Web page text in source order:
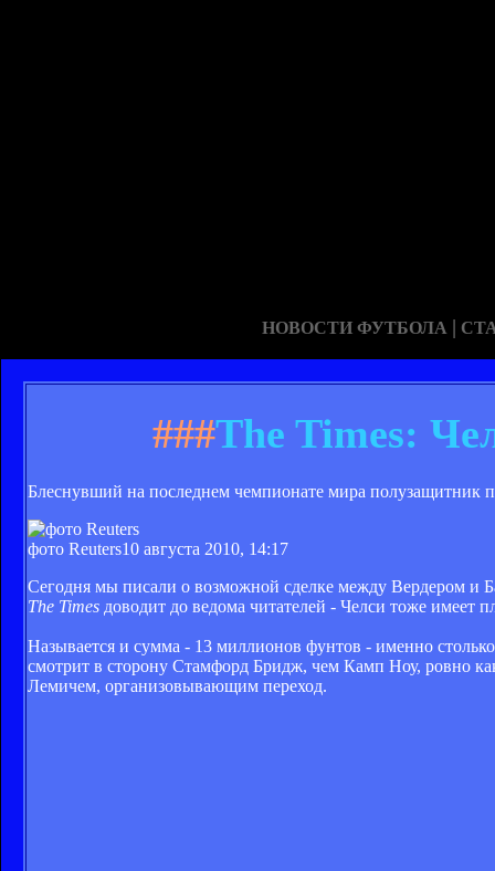
НОВОСТИ ФУТБОЛА |
###The Times:
Блеснувший на последнем чемпионате мира полузащитник
фото Reuters10 августа 2010, 14:17
Сегодня мы писали о возможной сделке между Вердером и
The Times доводит до ведома читателей - Челси тоже имеет
Называется и сумма - 13 миллионов фунтов - именно
смотрит в сторону Стамфорд Бридж, чем Камп Ноу, ровно
Лемичем, организовывающим переход.